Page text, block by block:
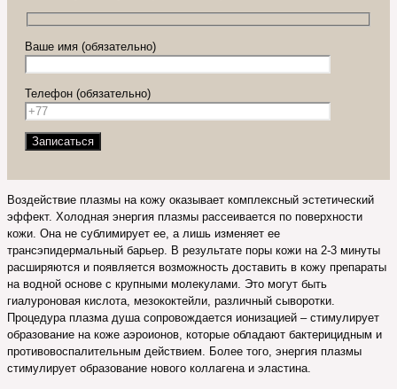
Ваше имя (обязательно)
Телефон (обязательно)
Воздействие плазмы на кожу оказывает комплексный эстетический
эффект. Холодная энергия плазмы рассеивается по поверхности
кожи. Она не сублимирует ее, а лишь изменяет ее
трансэпидермальный барьер. В результате поры кожи на 2-3 минуты
расширяются и появляется возможность доставить в кожу препараты
на водной основе с крупными молекулами. Это могут быть
гиалуроновая кислота, мезококтейли, различный сыворотки.
Процедура плазма душа сопровождается ионизацией – стимулирует
образование на коже аэроионов, которые обладают бактерицидным и
противовоспалительным действием. Более того, энергия плазмы
стимулирует образование нового коллагена и эластина.